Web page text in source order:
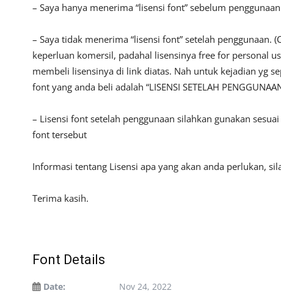
– Saya hanya menerima “lisensi font” sebelum penggunaan
– Saya tidak menerima “lisensi font” setelah
keperluan komersil, padahal lisensinya free for personal
membeli lisensinya di link diatas. Nah untuk kejadian yg
font yang anda beli adalah “LISENSI SETELAH
– Lisensi font setelah penggunaan silahkan gunakan
font tersebut
Informasi tentang Lisensi apa yang akan anda perlukan,
Terima kasih.
Font Details
Date:
Nov 24, 2022